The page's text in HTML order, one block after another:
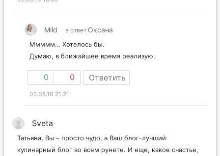
Mild в ответ Оксана
Ммммм… Хотелось бы.
Думаю, в ближайшее время реализую.
0 0 Ответить
02.08.10 21:21
Sveta
Татьяна, Вы – просто чудо, а Ваш блог-лучший
кулинарный блог во всем рунете. И еще, какое счастье,